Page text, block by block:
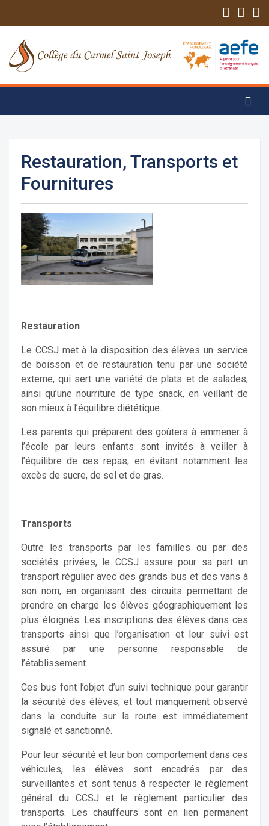
Restauration, Transports et
Fournitures
Restauration
Le CCSJ met à la disposition des élèves un service
de boisson et de restauration tenu par une société
externe, qui sert une variété de plats et de salades,
ainsi qu’une nourriture de type snack, en veillant de
son mieux à l’équilibre diététique.
Les parents qui préparent des goûters à emmener à
l’école par leurs enfants sont invités à veiller à
l’équilibre de ces repas, en évitant notamment les
excès de sucre, de sel et de gras.
Transports
Outre les transports par les familles ou par des
sociétés privées, le CCSJ assure pour sa part un
transport régulier avec des grands bus et des vans à
son nom, en organisant des circuits permettant de
prendre en charge les élèves géographiquement les
plus éloignés. Les inscriptions des élèves dans ces
transports ainsi que l’organisation et leur suivi est
assuré par une personne responsable de
l’établissement.
Ces bus font l’objet d’un suivi technique pour garantir
la sécurité des élèves, et tout manquement observé
dans la conduite sur la route est immédiatement
signalé et sanctionné.
Pour leur sécurité et leur bon comportement dans ces
véhicules, les élèves sont encadrés par des
surveillantes et sont tenus à respecter le règlement
général du CCSJ et le règlement particulier des
transports. Les chauffeurs sont en lien permanent